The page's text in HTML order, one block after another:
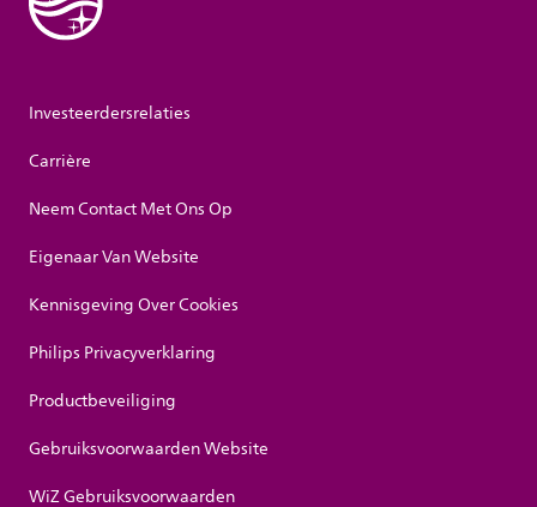
Investeerdersrelaties
Carrière
Neem Contact Met Ons Op
Eigenaar Van Website
Kennisgeving Over Cookies
Philips Privacyverklaring
Productbeveiliging
Gebruiksvoorwaarden Website
WiZ Gebruiksvoorwaarden